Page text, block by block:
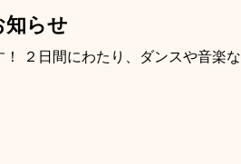
らせ
２日間にわたり、ダンスや音楽な